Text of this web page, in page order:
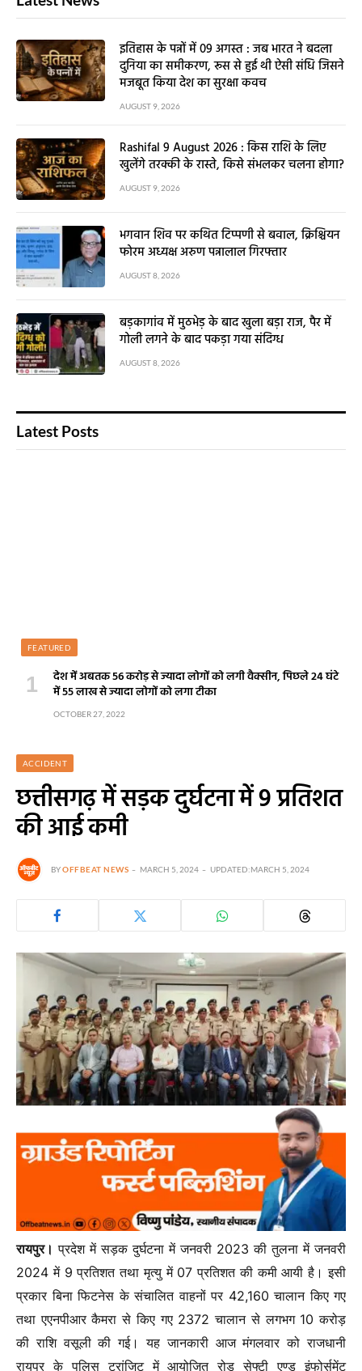
इतिहास के पन्नों में 09 अगस्त : जब भारत ने बदला
दुनिया का समीकरण, रूस से हुई थी ऐसी संधि जिसने
मजबूत किया देश का सुरक्षा कवच
AUGUST 9, 2026
Rashifal 9 August 2026 : किस राशि के लिए
खुलेंगे तरक्की के रास्ते, किसे संभलकर चलना होगा?
AUGUST 9, 2026
भगवान शिव पर कथित टिप्पणी से बवाल, क्रिश्चियन
फोरम अध्यक्ष अरुण पन्नालाल गिरफ्तार
AUGUST 8, 2026
बड़कागांव में मुठभेड़ के बाद खुला बड़ा राज, पैर में
गोली लगने के बाद पकड़ा गया संदिग्ध
AUGUST 8, 2026
Latest Posts
FEATURED
देश में अबतक 56 करोड़ से ज्यादा लोगों को लगी वैक्सीन, पिछले 24 घंटे
में 55 लाख से ज्यादा लोगों को लगा टीका
OCTOBER 27, 2022
ACCIDENT
छत्तीसगढ़ में सड़क दुर्घटना में 9 प्रतिशत
की आई कमी
BYOFFBEAT NEWS MARCH 5, 2024 UPDATED:MARCH 5, 2024
रायपुर। प्रदेश में सड़क दुर्घटना में जनवरी 2023 की तुलना में जनवरी
2024 में 9 प्रतिशत तथा मृत्यु में 07 प्रतिशत की कमी आयी है। इसी
प्रकार बिना फिटनेस के संचालित वाहनों पर 42,160 चालान किए गए
तथा एएनपीआर कैमरा से किए गए 2372 चालान से लगभग 10 करोड़
की राशि वसूली की गई। यह जानकारी आज मंगलवार को राजधानी
रायपुर के पुलिस ट्रांजिट में आयोजित रोड सेफ्टी एण्ड इंफोर्समेंट